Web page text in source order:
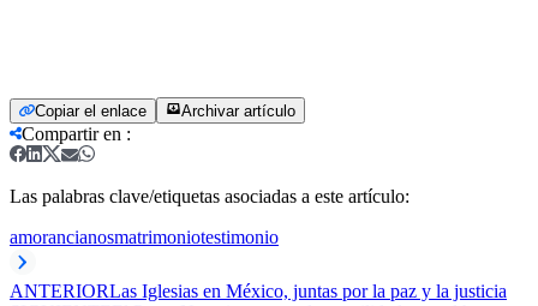
Copiar el enlace Archivar artículo
Compartir en :
Las palabras clave/etiquetas asociadas a este artículo:
amorancianosmatrimoniotestimonio
ANTERIORLas Iglesias en México, juntas por la paz y la justicia